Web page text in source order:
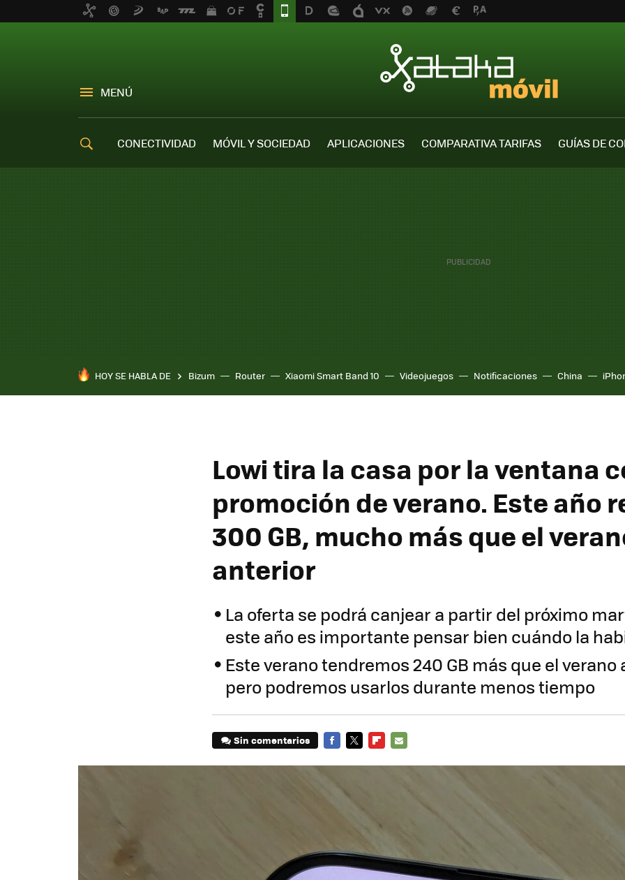
MENÚ
CONECTIVIDAD MÓVIL Y SOCIEDAD APLICACIONES COMPARATIVA TARIFAS
GUÍAS DE
HOY SE HABLA DE Bizum Router Xiaomi Smart Band 10 Videojuegos Notificaciones China
Lowi tira la casa por la ventana
promoción de verano. Este año
300 GB, mucho más que el
anterior
La oferta se podrá canjear a partir del próximo
este año es importante pensar bien cuándo la
Este verano tendremos 240 GB más que el verano
pero podremos usarlos durante menos tiempo
Sin comentarios